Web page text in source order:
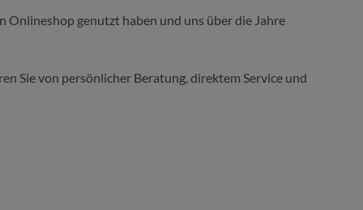
Onlineshop genutzt haben und uns über die Jahre
Sie von persönlicher Beratung, direktem Service und